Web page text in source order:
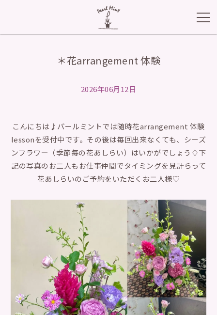
＊花arrangement 体験
2026年06月12日
こんにちは♪パールミントでは随時花arrangement 体験
lessonを受付中です。その後は毎回出来なくても、シーズ
ンフラワー（季節毎の花あしらい）はいかがでしょう♢下
記の写真のお二人もお仕事仲間でタイミングを見計らって
花あしらいのご予約をいただくお二人様♡